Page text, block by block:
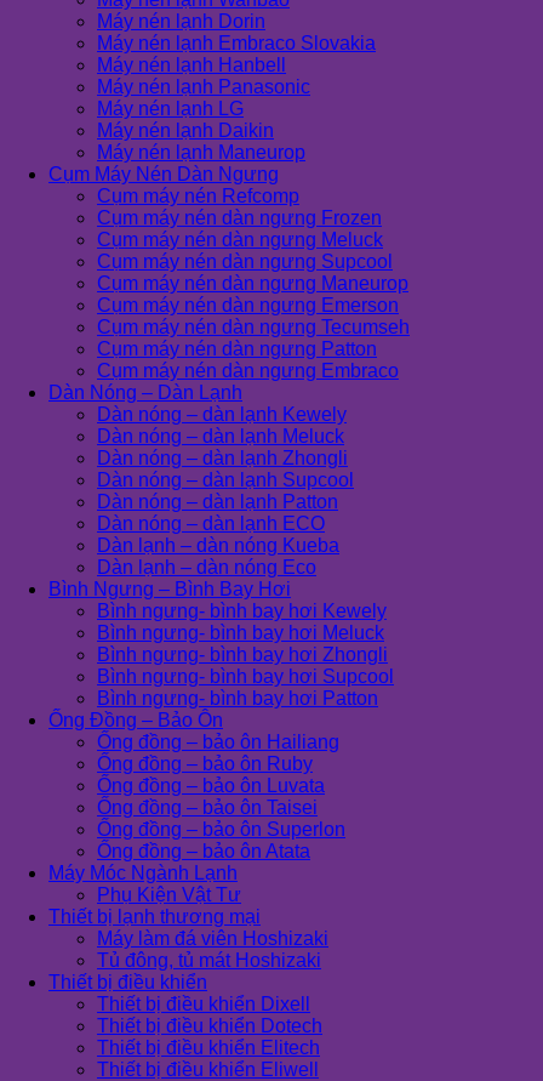
Máy nén lạnh Dorin
Máy nén lạnh Embraco Slovakia
Máy nén lạnh Hanbell
Máy nén lạnh Panasonic
Máy nén lạnh LG
Máy nén lạnh Daikin
Máy nén lạnh Maneurop
Cụm Máy Nén Dàn Ngưng
Cụm máy nén Refcomp
Cụm máy nén dàn ngưng Frozen
Cụm máy nén dàn ngưng Meluck
Cụm máy nén dàn ngưng Supcool
Cụm máy nén dàn ngưng Maneurop
Cụm máy nén dàn ngưng Emerson
Cụm máy nén dàn ngưng Tecumseh
Cụm máy nén dàn ngưng Patton
Cụm máy nén dàn ngưng Embraco
Dàn Nóng – Dàn Lạnh
Dàn nóng – dàn lạnh Kewely
Dàn nóng – dàn lạnh Meluck
Dàn nóng – dàn lạnh Zhongli
Dàn nóng – dàn lạnh Supcool
Dàn nóng – dàn lạnh Patton
Dàn nóng – dàn lạnh ECO
Dàn lạnh – dàn nóng Kueba
Dàn lạnh – dàn nóng Eco
Bình Ngưng – Bình Bay Hơi
Bình ngưng- bình bay hơi Kewely
Bình ngưng- bình bay hơi Meluck
Bình ngưng- bình bay hơi Zhongli
Bình ngưng- bình bay hơi Supcool
Bình ngưng- bình bay hơi Patton
Ống Đồng – Bảo Ôn
Ống đồng – bảo ôn Hailiang
Ống đồng – bảo ôn Ruby
Ống đồng – bảo ôn Luvata
Ống đồng – bảo ôn Taisei
Ống đồng – bảo ôn Superlon
Ống đồng – bảo ôn Atata
Máy Móc Ngành Lạnh
Phụ Kiện Vật Tư
Thiết bị lạnh thương mại
Máy làm đá viên Hoshizaki
Tủ đông, tủ mát Hoshizaki
Thiết bị điều khiển
Thiết bị điều khiển Dixell
Thiết bị điều khiển Dotech
Thiết bị điều khiển Elitech
Thiết bị điều khiển Eliwell